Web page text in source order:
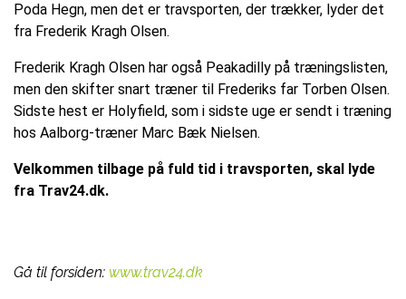
Poda Hegn, men det er travsporten, der trækker, lyder det
fra Frederik Kragh Olsen.
Frederik Kragh Olsen har også Peakadilly på træningslisten,
men den skifter snart træner til Frederiks far Torben Olsen.
Sidste hest er Holyfield, som i sidste uge er sendt i træning
hos Aalborg-træner Marc Bæk Nielsen.
Velkommen tilbage på fuld tid i travsporten, skal lyde
fra Trav24.dk.
Gå til forsiden: www.trav24.dk